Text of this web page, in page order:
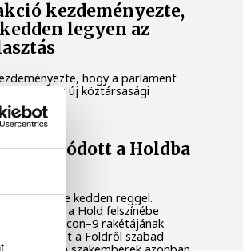
kezdeményezte,
legyen az
hogy a parlament
meg az új köztársasági
csapódott a Holdba
zajlott le kedden reggel.
8:35 körül a Hold felszínébe
egyik Falcon–9 rakétájának
becsapódást a Földről szabad